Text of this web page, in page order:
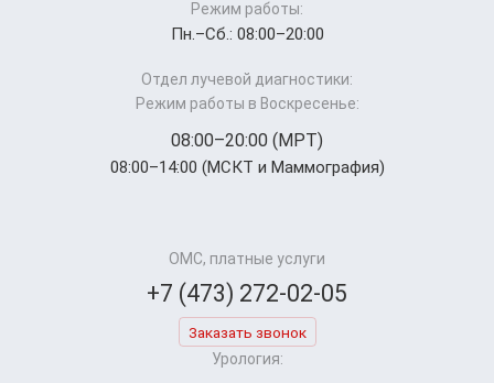
Режим работы:
Пн.–Cб.: 08:00–20:00
Отдел лучевой диагностики:
Режим работы в Воскресенье:
08:00–20:00 (МРТ)
08:00–14:00 (МСКТ и Маммография)
ОМС, платные услуги
+7 (473) 272-02-05
Заказать звонок
Урология: